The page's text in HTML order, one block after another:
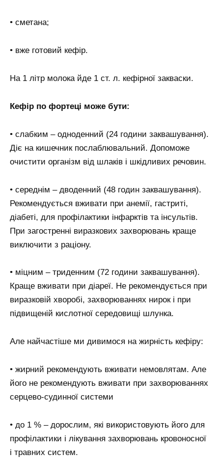
• сметана;
• вже готовий кефір.
На 1 літр молока йде 1 ст. л. кефірної закваски.
Кефір по фортеці може бути:
• слабким – одноденний (24 години заквашування).
Діє на кишечник послаблювальний. Допоможе
очистити організм від шлаків і шкідливих речовин.
• середнім – дводенний (48 годин заквашування).
Рекомендується вживати при анемії, гастриті,
діабеті, для профілактики інфарктів та інсультів.
При загостренні виразкових захворювань краще
виключити з раціону.
• міцним – триденним (72 години заквашування).
Краще вживати при діареї. Не рекомендується при
виразковій хворобі, захворюваннях нирок і при
підвищеній кислотної середовищі шлунка.
Але найчастіше ми дивимося на жирність кефіру:
• жирний рекомендують вживати немовлятам. Але
його не рекомендують вживати при захворюваннях
серцево-судинної системи
• до 1 % – дорослим, які використовують його для
профілактики і лікування захворювань кровоносної
і травних систем.